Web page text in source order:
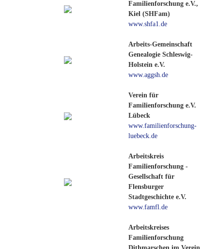
Familienforschung e.V.,
Kiel (SHFam)
www.shfa1.de
Arbeits-Gemeinschaft
Genealogie Schleswig-
Holstein e.V.
www.aggsh.de
Verein für
Familienforschung e.V.
Lübeck
www.familienforschung-
luebeck.de
Arbeitskreis
Familienforschung -
Gesellschaft für
Flensburger
Stadtgeschichte e.V.
www.famfl.de
Arbeitskreises
Familienforschung